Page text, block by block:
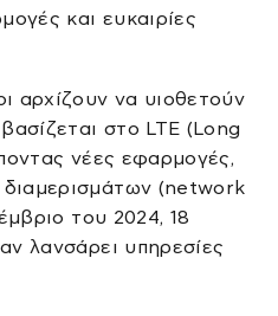
και ευκαιρίες
αρχίζουν να υιοθετούν
στο LTE (Long
νέες εφαρμογές,
(network
του 2024, 18
λανσάρει υπηρεσίες